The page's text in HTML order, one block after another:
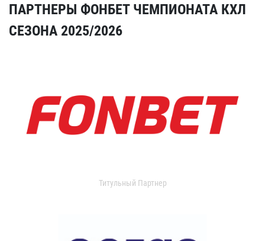
ПАРТНЕРЫ ФОНБЕТ ЧЕМПИОНАТА КХЛ
СЕЗОНА 2025/2026
Титульный Партнер